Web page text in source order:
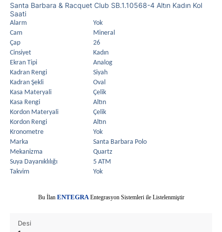
Santa Barbara & Racquet Club SB.1.10568-4 Altın Kadın Kol
Saati
Alarm
Yok
Cam
Mineral
Çap
26
Cinsiyet
Kadın
Ekran Tipi
Analog
Kadran Rengi
Siyah
Kadran Şekli
Oval
Kasa Materyali
Çelik
Kasa Rengi
Altın
Kordon Materyali
Çelik
Kordon Rengi
Altın
Kronometre
Yok
Marka
Santa Barbara Polo
Mekanizma
Quartz
Suya Dayanıklılığı
5 ATM
Takvim
Yok
Bu İlan ENTEGRAEntegrasyon Sistemleri ile Listelenmiştir
Desi